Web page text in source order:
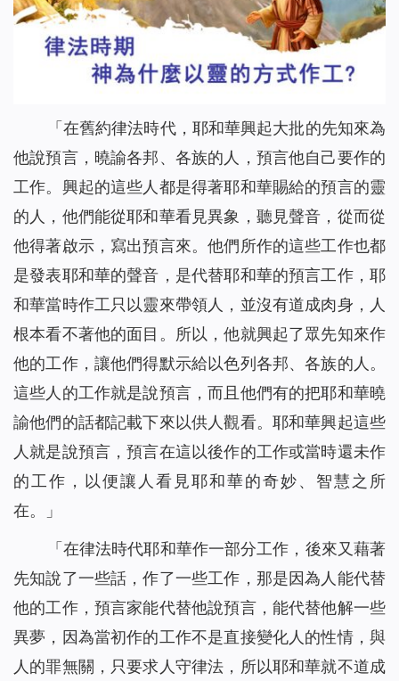
「在舊約律法時代，耶和華興起大批的先知來為
他說預言，曉諭各邦、各族的人，預言他自己要作的
工作。興起的這些人都是得著耶和華賜給的預言的靈
的人，他們能從耶和華看見異象，聽見聲音，從而從
他得著啟示，寫出預言來。他們所作的這些工作也都
是發表耶和華的聲音，是代替耶和華的預言工作，耶
和華當時作工只以靈來帶領人，並沒有道成肉身，人
根本看不著他的面目。所以，他就興起了眾先知來作
他的工作，讓他們得默示給以色列各邦、各族的人。
這些人的工作就是說預言，而且他們有的把耶和華曉
諭他們的話都記載下來以供人觀看。耶和華興起這些
人就是說預言，預言在這以後作的工作或當時還未作
的工作，以便讓人看見耶和華的奇妙、智慧之所
在。」
「在律法時代耶和華作一部分工作，後來又藉著
先知說了一些話，作了一些工作，那是因為人能代替
他的工作，預言家能代替他說預言，能代替他解一些
異夢，因為當初作的工作不是直接變化人的性情，與
人的罪無關，只要求人守律法，所以耶和華就不道成